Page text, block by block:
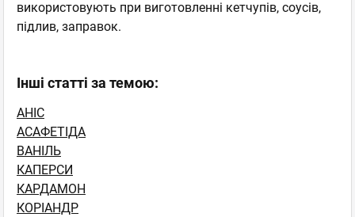
використовують при виготовленні кетчупів, соусів,
підлив, заправок.
Інші статті за темою:
АНІС
АСАФЕТІДА
ВАНІЛЬ
КАПЕРСИ
КАРДАМОН
КОРІАНДР